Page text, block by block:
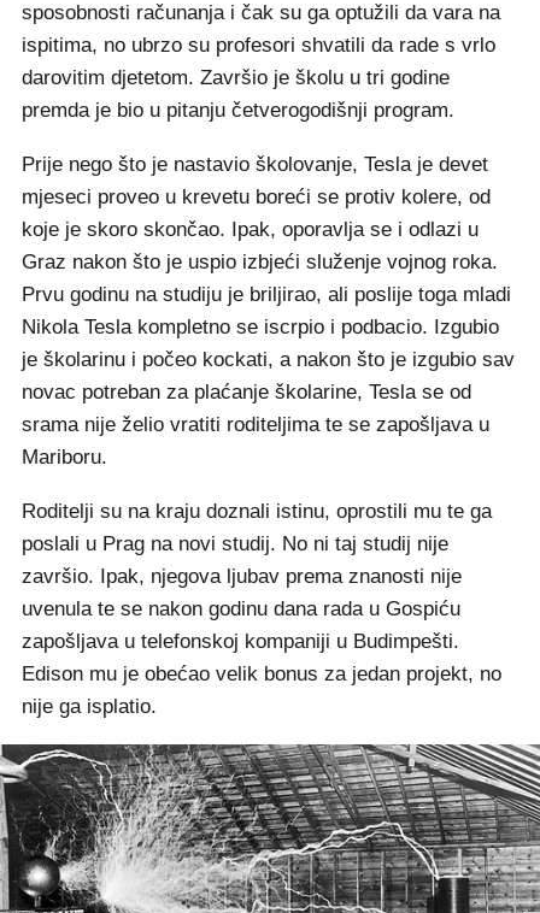
sposobnosti računanja i čak su ga optužili da vara na
ispitima, no ubrzo su profesori shvatili da rade s vrlo
darovitim djetetom. Završio je školu u tri godine
premda je bio u pitanju četverogodišnji program.
Prije nego što je nastavio školovanje, Tesla je devet
mjeseci proveo u krevetu boreći se protiv kolere, od
koje je skoro skončao. Ipak, oporavlja se i odlazi u
Graz nakon što je uspio izbjeći služenje vojnog roka.
Prvu godinu na studiju je briljirao, ali poslije toga mladi
Nikola Tesla kompletno se iscrpio i podbacio. Izgubio
je školarinu i počeo kockati, a nakon što je izgubio sav
novac potreban za plaćanje školarine, Tesla se od
srama nije želio vratiti roditeljima te se zapošljava u
Mariboru.
Roditelji su na kraju doznali istinu, oprostili mu te ga
poslali u Prag na novi studij. No ni taj studij nije
završio. Ipak, njegova ljubav prema znanosti nije
uvenula te se nakon godinu dana rada u Gospiću
zapošljava u telefonskoj kompaniji u Budimpešti.
Edison mu je obećao velik bonus za jedan projekt, no
nije ga isplatio.